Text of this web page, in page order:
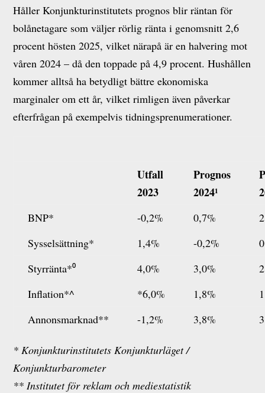
Håller Konjunkturinstitutets prognos blir räntan för
bolånetagare som väljer rörlig ränta i genomsnitt 2,6
procent hösten 2025, vilket närapå är en halvering mot
våren 2024 – då den toppade på 4,9 procent. Hushållen
kommer alltså ha betydligt bättre ekonomiska
marginaler om ett år, vilket rimligen även påverkar
efterfrågan på exempelvis tidningsprenumerationer.
Utfall
2023
Prognos
2024¹
BNP* -0,2% 0,7%
Sysselsättning*
1,4% -0,2%
Styrränta*⁰
4,0% 3,0%
Inflation*^
*6,0% 1,8%
Annonsmarknad**
-1,2% 3,8%
* Konjunkturinstitutets Konjunkturläget /
Konjunkturbarometer
** Institutet för reklam och mediestatistik